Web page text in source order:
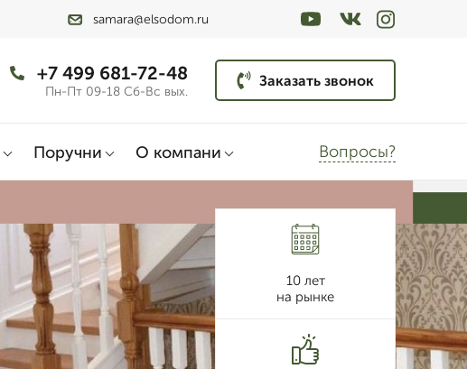
samara@elsodom.ru
+7 499 681-72-48
Пн-Пт 09-18 Сб-Вс вых.
Заказать звонок
Поручни О компани Вопросы?
10 лет
на рынке